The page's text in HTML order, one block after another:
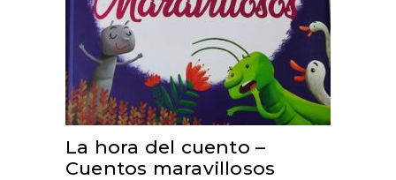
La hora del cuento –
Cuentos maravillosos